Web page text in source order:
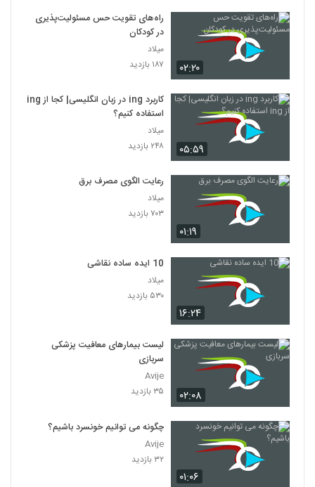
۰۲:۲۰
راه‌های تقویت حس مسئولیت‌پذیری
در کودکان
میلاد
۱۸۷ بازدید
۰۵:۵۹
کاربرد ing در زبان انگلیسی| کجا از ing
استفاده کنیم؟
میلاد
۲۴۸ بازدید
۰۱:۱۹
رعایت الگوی مصرف برق
میلاد
۷۰۳ بازدید
۱۶:۲۴
10 ایده ساده نقاشی
میلاد
۵۳۰ بازدید
۰۲:۰۸
لیست بیمارهای معافیت پزشکی
سربازی
Avije
۳۵ بازدید
۰۱:۰۶
چگونه می توانیم خونسرد باشیم؟
Avije
۳۲ بازدید